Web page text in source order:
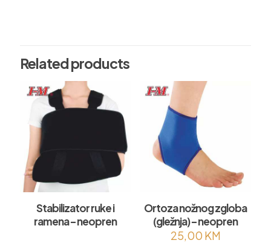
Related products
Stabilizator ruke i
ramena – neopren
Ortoza nožnog zgloba
(gležnja) – neopren
25,00 KM